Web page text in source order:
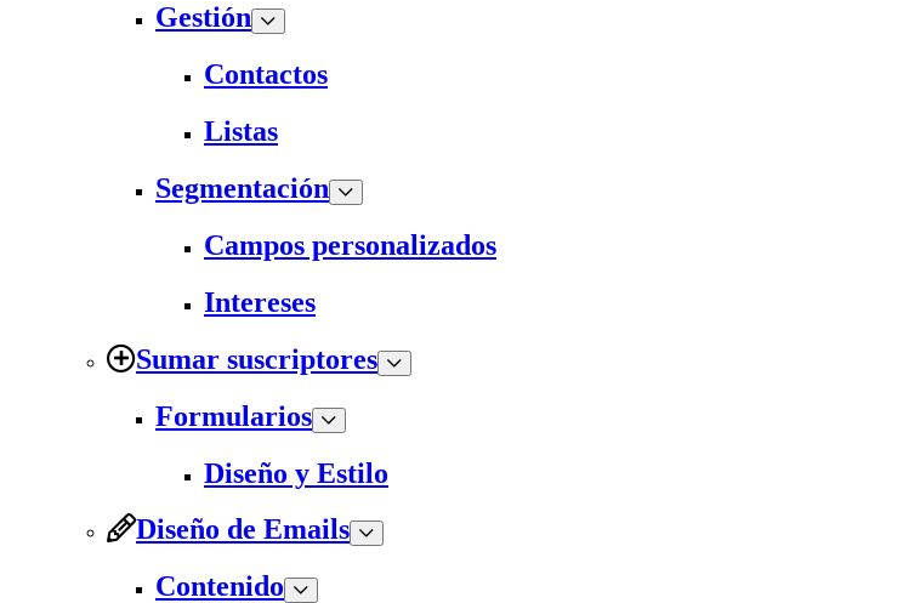
Gestión
Contactos
Listas
Segmentación
Campos personalizados
Intereses
Sumar suscriptores
Formularios
Diseño y Estilo
Diseño de Emails
Contenido